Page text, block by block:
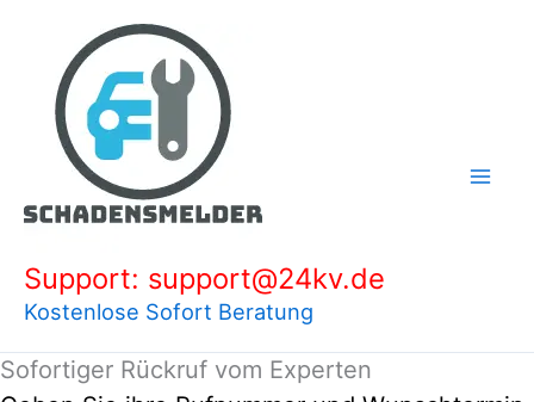
springen
Support: support@24kv.de
Kostenlose Sofort Beratung
Sofortiger Rückruf vom Experten